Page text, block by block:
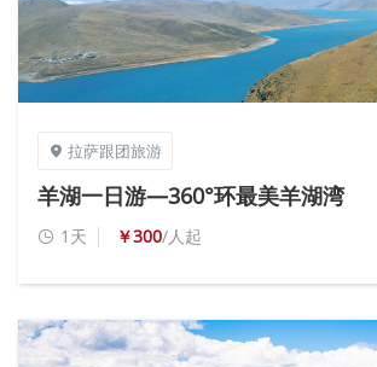
 拉萨跟团旅游
羊湖一日游—360°环最美羊湖湾
 1天 ￥300/人起